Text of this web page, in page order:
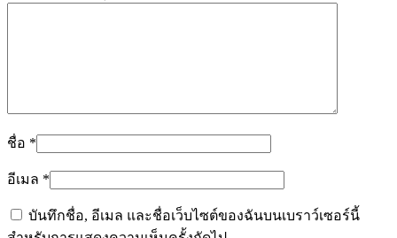
ชื่อ *
อีเมล *
บันทึกชื่อ, อีเมล และชื่อเว็บไซต์ของฉันบนเบราว์เซอร์นี้